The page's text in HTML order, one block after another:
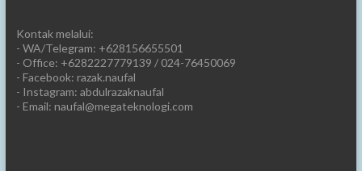
Kontak melalui:
- WA/Telegram: +628156655501
- Office: +6282227779139 / 024-76450069
- Facebook: razak.naufal
- Instagram: abdulrazaknaufal
- Email: naufal@megateknologi.com